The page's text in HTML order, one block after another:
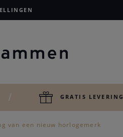
GRATIS LEVERING
van een nieuw horlogemerk